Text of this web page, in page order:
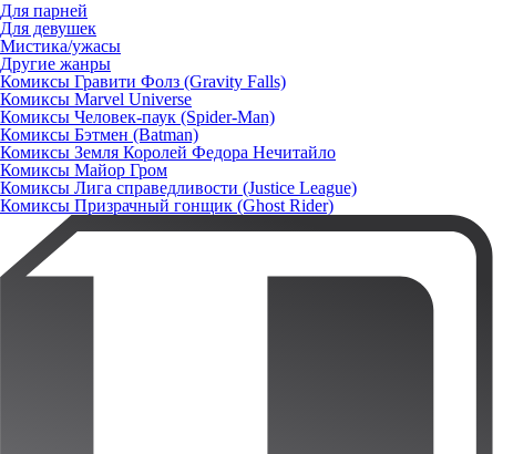
Для парней
Для девушек
Мистика/ужасы
Другие жанры
Комиксы Гравити Фолз (Gravity Falls)
Комиксы Marvel Universe
Комиксы Человек-паук (Spider-Man)
Комиксы Бэтмен (Batman)
Комиксы Земля Королей Федора Нечитайло
Комиксы Майор Гром
Комиксы Лига справедливости (Justice League)
Комиксы Призрачный гонщик (Ghost Rider)